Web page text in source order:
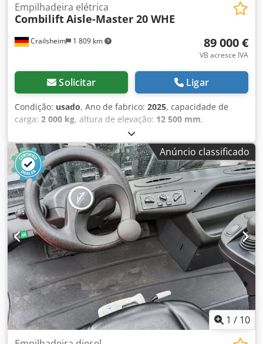
Crailsheim 1 809 km
Empilhadeira elétrica
CombiliftAisle-Master 20 WHE
89 000 €
VB acresce IVA
Solicitar Ligar
Condição: usado, Ano de fabrico: 2025, capacidade de
carga: 2 000 kg, altura de elevação: 12 500 mm,
4 000 mm, Empilhador elétrico
Combilift Aisle-Master 20 WHE Motorização: Elétrica Ano
de fabricação: 2025 Altura de elevação (mm): 12.500
Capacidade de carga (kg): 2.000 Dwedpfxoztgmne Abqsa
Anúncio classificado
1 / 10